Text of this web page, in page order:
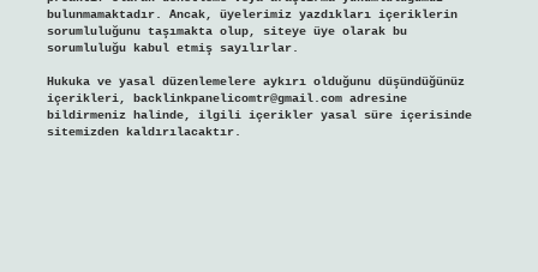
bulunmamaktadır. Ancak, üyelerimiz yazdıkları içeriklerin
sorumluluğunu taşımakta olup, siteye üye olarak bu
sorumluluğu kabul etmiş sayılırlar.
Hukuka ve yasal düzenlemelere aykırı olduğunu düşündüğünüz
içerikleri, backlinkpanelicomtr@gmail.comadresine
bildirmeniz halinde, ilgili içerikler yasal süre içerisinde
sitemizden kaldırılacaktır.